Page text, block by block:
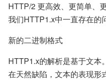
HTTP/2 更高效、更简单、
我们HTTP1.x中一直存在的
新的二进制格式
HTTP1.x的解析是基于文本
在天然缺陷，文本的表现形